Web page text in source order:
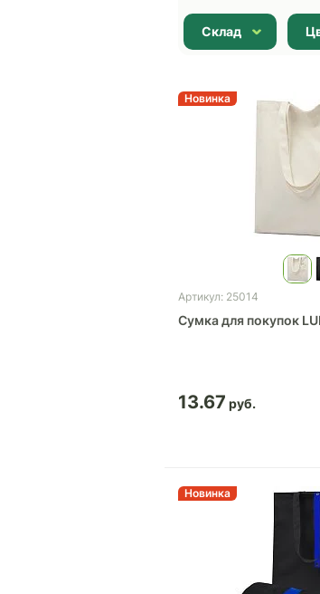
Склад
Новинка
Артикул: 25014
Сумка для покупок
13.67
Новинка